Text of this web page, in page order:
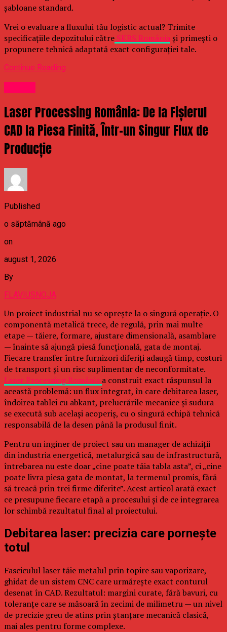
șabloane standard.
Vrei o evaluare a fluxului tău logistic actual? Trimite
specificațiile depozitului către SKBS Româniași primești o
propunere tehnică adaptată exact configurației tale.
Continue Reading
Laser Processing România: De la Fișierul
CAD la Piesa Finită, Într-un Singur Flux de
Producție
Published
o săptămână ago
on
august 1, 2026
By
FLAVIUSNOJA
Un proiect industrial nu se oprește la o singură operație. O
componentă metalică trece, de regulă, prin mai multe
etape — tăiere, formare, ajustare dimensională, asamblare
— înainte să ajungă piesă funcțională, gata de montaj.
Fiecare transfer între furnizori diferiți adaugă timp, costuri
de transport și un risc suplimentar de neconformitate.
Laser Processing România a construit exact răspunsul la
această problemă: un flux integrat, în care debitarea laser,
îndoirea tablei cu abkant, prelucrările mecanice și sudura
se execută sub același acoperiș, cu o singură echipă tehnică
responsabilă de la desen până la produsul finit.
Pentru un inginer de proiect sau un manager de achiziții
din industria energetică, metalurgică sau de infrastructură,
întrebarea nu este doar „cine poate tăia tabla asta”, ci „cine
poate livra piesa gata de montat, la termenul promis, fără
să treacă prin trei firme diferite”. Acest articol arată exact
ce presupune fiecare etapă a procesului și de ce integrarea
lor schimbă rezultatul final al proiectului.
Debitarea laser: precizia care pornește
totul
Fasciculul laser tăie metalul prin topire sau vaporizare,
ghidat de un sistem CNC care urmărește exact conturul
desenat în CAD. Rezultatul: margini curate, fără bavuri, cu
toleranțe care se măsoară în zecimi de milimetru — un nivel
de precizie greu de atins prin ștanțare mecanică clasică,
mai ales pentru forme complexe.